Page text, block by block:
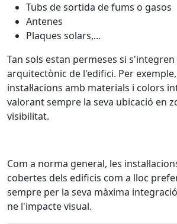
Tubs de sortida de fums o gasos
Antenes
Plaques solars,...
Tan sols estan permeses si
arquitectònic de l'edifici. Per
instal·lacions amb materials i colors
valorant sempre la seva ubicació en
visibilitat.
Com a norma general, les
cobertes dels edificis com a lloc
sempre per la seva màxima
ne l'impacte visual.